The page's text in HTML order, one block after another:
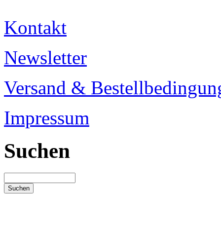
Kontakt
Newsletter
Versand &
Impressum
Suchen